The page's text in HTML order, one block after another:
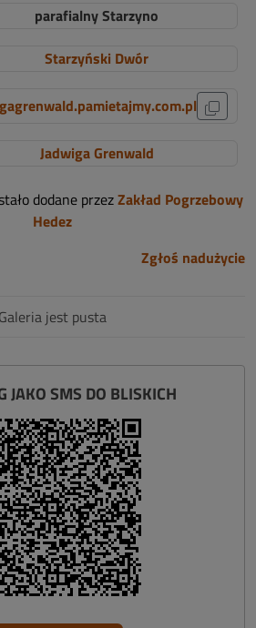
parafialny Starzyno
Starzyński Dwór
Jadwiga Grenwald
dodane przezZakład Pogrzebowy
Hedez
Zgłoś nadużycie
Galeria jest pusta
JAKO SMS DO BLISKICH